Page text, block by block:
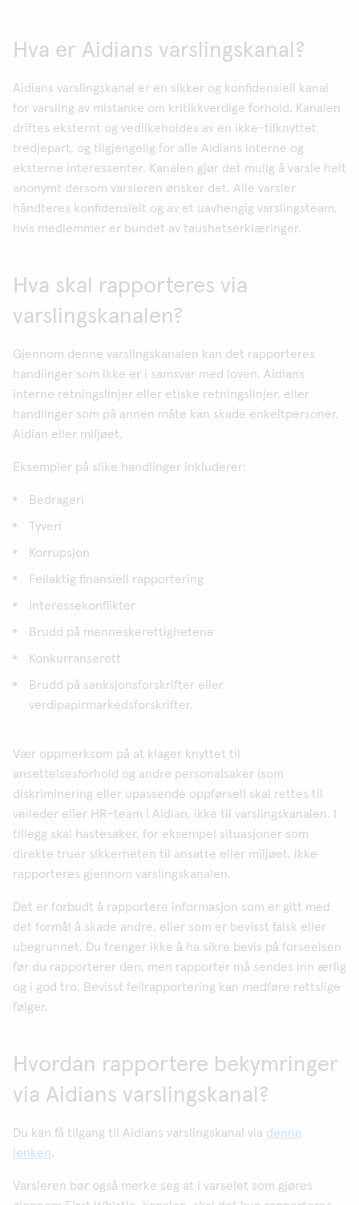
Hva er Aidians varslingskanal?
Aidians varslingskanal er en sikker og konfidensiell kanal
for varsling av mistanke om kritikkverdige forhold. Kanalen
driftes eksternt og vedlikeholdes av en ikke-tilknyttet
tredjepart, og tilgjengelig for alle Aidians interne og
eksterne interessenter. Kanalen gjør det mulig å varsle helt
anonymt dersom varsleren ønsker det. Alle varsler
håndteres konfidensielt og av et uavhengig varslingsteam,
hvis medlemmer er bundet av taushetserklæringer.
Hva skal rapporteres via
varslingskanalen?
Gjennom denne varslingskanalen kan det rapporteres
handlinger som ikke er i samsvar med loven, Aidians
interne retningslinjer eller etiske retningslinjer, eller
handlinger som på annen måte kan skade enkeltpersoner,
Aidian eller miljøet.
Eksempler på slike handlinger inkluderer:
Bedrageri
Tyveri
Korrupsjon
Feilaktig finansiell rapportering
Interessekonflikter
Brudd på menneskerettighetene
Konkurranserett
Brudd på sanksjonsforskrifter eller
verdipapirmarkedsforskrifter.
Vær oppmerksom på at klager knyttet til
ansettelsesforhold og andre personalsaker (som
diskriminering eller upassende oppførsel) skal rettes til
veileder eller HR-team i Aidian, ikke til varslingskanalen. I
tillegg skal hastesaker, for eksempel situasjoner som
direkte truer sikkerheten til ansatte eller miljøet, ikke
rapporteres gjennom varslingskanalen.
Det er forbudt å rapportere informasjon som er gitt med
det formål å skade andre, eller som er bevisst falsk eller
ubegrunnet. Du trenger ikke å ha sikre bevis på forseelsen
før du rapporterer den, men rapporter må sendes inn ærlig
og i god tro. Bevisst feilrapportering kan medføre rettslige
følger.
Hvordan rapportere bekymringer
via Aidians varslingskanal?
Du kan få tilgang til Aidians varslingskanal via denne
lenken.
Varsleren bør også merke seg at i varselet som gjøres